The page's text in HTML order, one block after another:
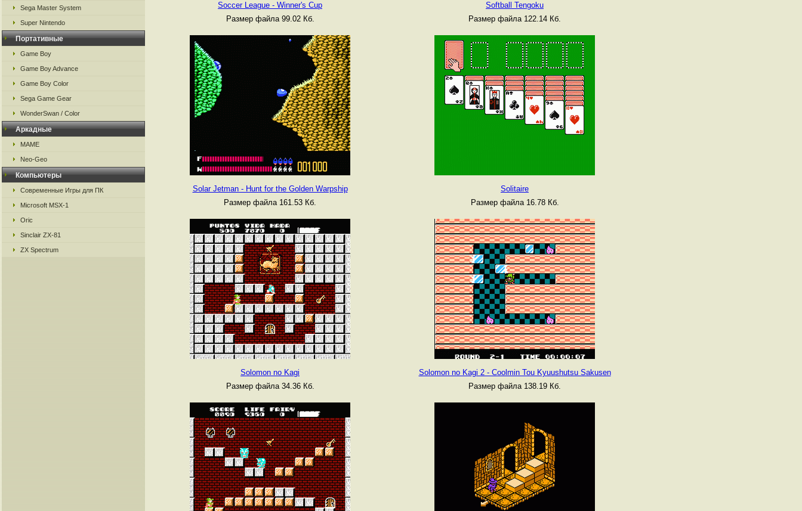
Sega Master System
Super Nintendo
Портативные
Game Boy
Game Boy Advance
Game Boy Color
Sega Game Gear
WonderSwan / Color
Аркадные
MAME
Neo-Geo
Компьютеры
Современные Игры для ПК
Microsoft MSX-1
Oric
Sinclair ZX-81
ZX Spectrum
Soccer League - Winner's Cup
Размер файла 99.02 Кб.
Softball Tengoku
Размер файла 122.14 Кб.
Solar Jetman - Hunt for the Golden Warpship
Размер файла 161.53 Кб.
Solitaire
Размер файла 16.78 Кб.
Solomon no Kagi
Размер файла 34.36 Кб.
Solomon no Kagi 2 - Coolmin Tou Kyuushutsu Sakusen
Размер файла 138.19 Кб.